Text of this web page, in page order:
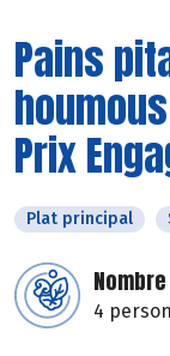
Pains
Prix
Plat principal
4